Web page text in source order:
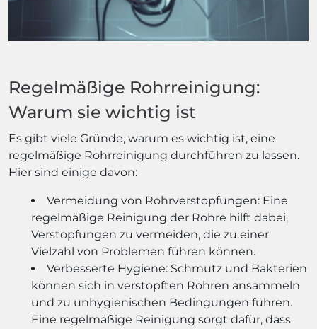
Regelmäßige Rohrreinigung:
Warum sie wichtig ist
Es gibt viele Gründe, warum es wichtig ist, eine
regelmäßige Rohrreinigung durchführen zu lassen.
Hier sind einige davon:
Vermeidung von Rohrverstopfungen: Eine
regelmäßige Reinigung der Rohre hilft dabei,
Verstopfungen zu vermeiden, die zu einer
Vielzahl von Problemen führen können.
Verbesserte Hygiene: Schmutz und Bakterien
können sich in verstopften Rohren ansammeln
und zu unhygienischen Bedingungen führen.
Eine regelmäßige Reinigung sorgt dafür, dass